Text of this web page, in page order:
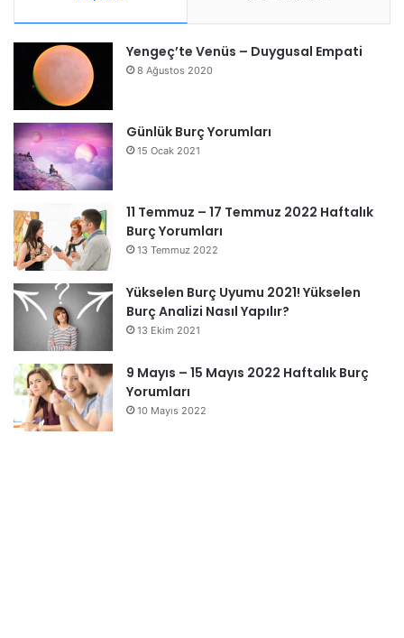
Yengeç’te Venüs – Duygusal Empati
8 Ağustos 2020
Günlük Burç Yorumları
15 Ocak 2021
11 Temmuz – 17 Temmuz 2022 Haftalık
Burç Yorumları
13 Temmuz 2022
Yükselen Burç Uyumu 2021! Yükselen
Burç Analizi Nasıl Yapılır?
13 Ekim 2021
9 Mayıs – 15 Mayıs 2022 Haftalık Burç
Yorumları
10 Mayıs 2022